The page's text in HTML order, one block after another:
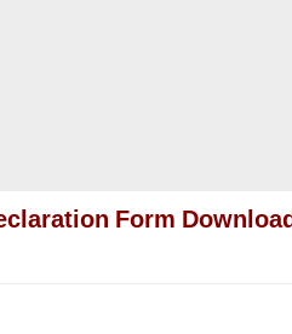
Form Download